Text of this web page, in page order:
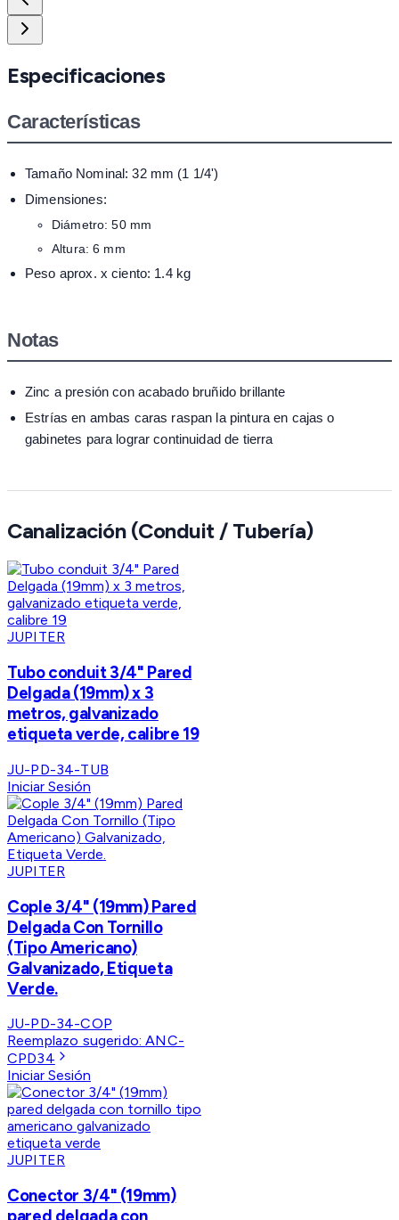
Especificaciones
Características
Tamaño Nominal: 32 mm (1 1/4')
Dimensiones:
Diámetro: 50 mm
Altura: 6 mm
Peso aprox. x ciento: 1.4 kg
Notas
Zinc a presión con acabado bruñido brillante
Estrías en ambas caras raspan la pintura en cajas o
gabinetes para lograr continuidad de tierra
Canalización (Conduit / Tubería)
JUPITER
Tubo conduit 3/4" Pared
Delgada (19mm) x 3
metros, galvanizado
etiqueta verde, calibre 19
JU-PD-34-TUB
Iniciar Sesión
JUPITER
Cople 3/4" (19mm) Pared
Delgada Con Tornillo
(Tipo Americano)
Galvanizado, Etiqueta
Verde.
JU-PD-34-COP
Reemplazo sugerido:ANC-
CPD34
Iniciar Sesión
JUPITER
Conector 3/4" (19mm)